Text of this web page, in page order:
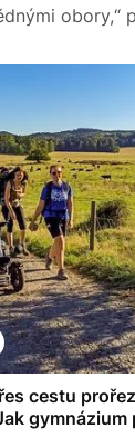
obory,“
cestu